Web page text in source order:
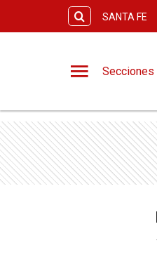
SANTA FE
Secciones